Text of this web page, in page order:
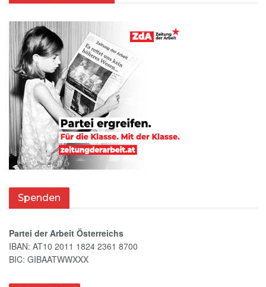
Spenden
Partei der Arbeit Österreichs
IBAN: AT10 2011 1824 2361 8700
BIC: GIBAATWWXXX